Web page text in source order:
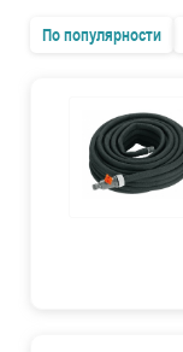
По популярности